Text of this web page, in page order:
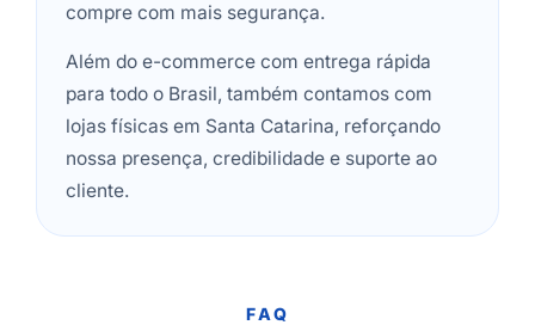
compre com mais segurança.
Além do e-commerce com entrega rápida
para todo o Brasil, também contamos com
lojas físicas em Santa Catarina, reforçando
nossa presença, credibilidade e suporte ao
cliente.
FAQ